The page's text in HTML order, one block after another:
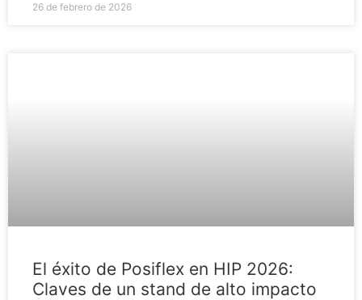
26 de febrero de 2026
El éxito de Posiflex en HIP 2026:
Claves de un stand de alto impacto